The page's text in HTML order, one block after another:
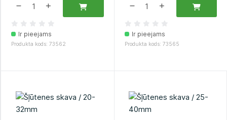
Ir pieejams
Produkta kods: 73562
Ir pieejams
Produkta kods: 73565